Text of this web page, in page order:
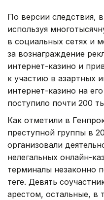
По версии следствия,
используя
в социальных сетях и
за вознаграждение
интернет-казино и
к участию в азартных
интернет-казино на
поступило почти 200
Как отметили в
преступной группы в
организовали
нелегальных онлайн-
терминалы незаконно
теңге. Девять
арестом, остальные, в